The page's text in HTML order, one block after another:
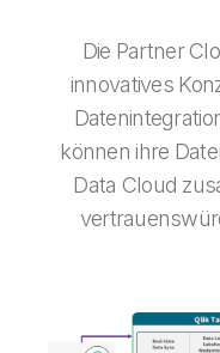
Die Partner
innovatives
können ihre
Data Cloud